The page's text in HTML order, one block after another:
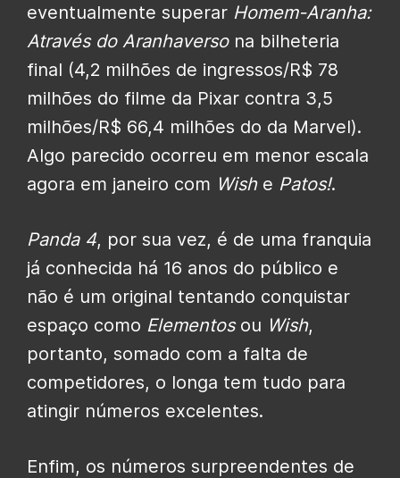
eventualmente superar Homem-Aranha:
Através do Aranhaversona bilheteria
final (4,2 milhões de ingressos/R$ 78
milhões do filme da Pixar contra 3,5
milhões/R$ 66,4 milhões do da Marvel).
Algo parecido ocorreu em menor escala
agora em janeiro com Wishe Patos!.
Panda 4, por sua vez, é de uma franquia
já conhecida há 16 anos do público e
não é um original tentando conquistar
espaço como Elementosou Wish,
portanto, somado com a falta de
competidores, o longa tem tudo para
atingir números excelentes.
Enfim, os números surpreendentes de